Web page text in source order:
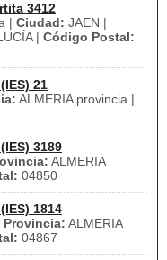
3412
| Ciudad: JAEN |
| Código Postal:
21
ALMERIA provincia |
3189
ALMERIA
04850
1814
Provincia: ALMERIA
04867